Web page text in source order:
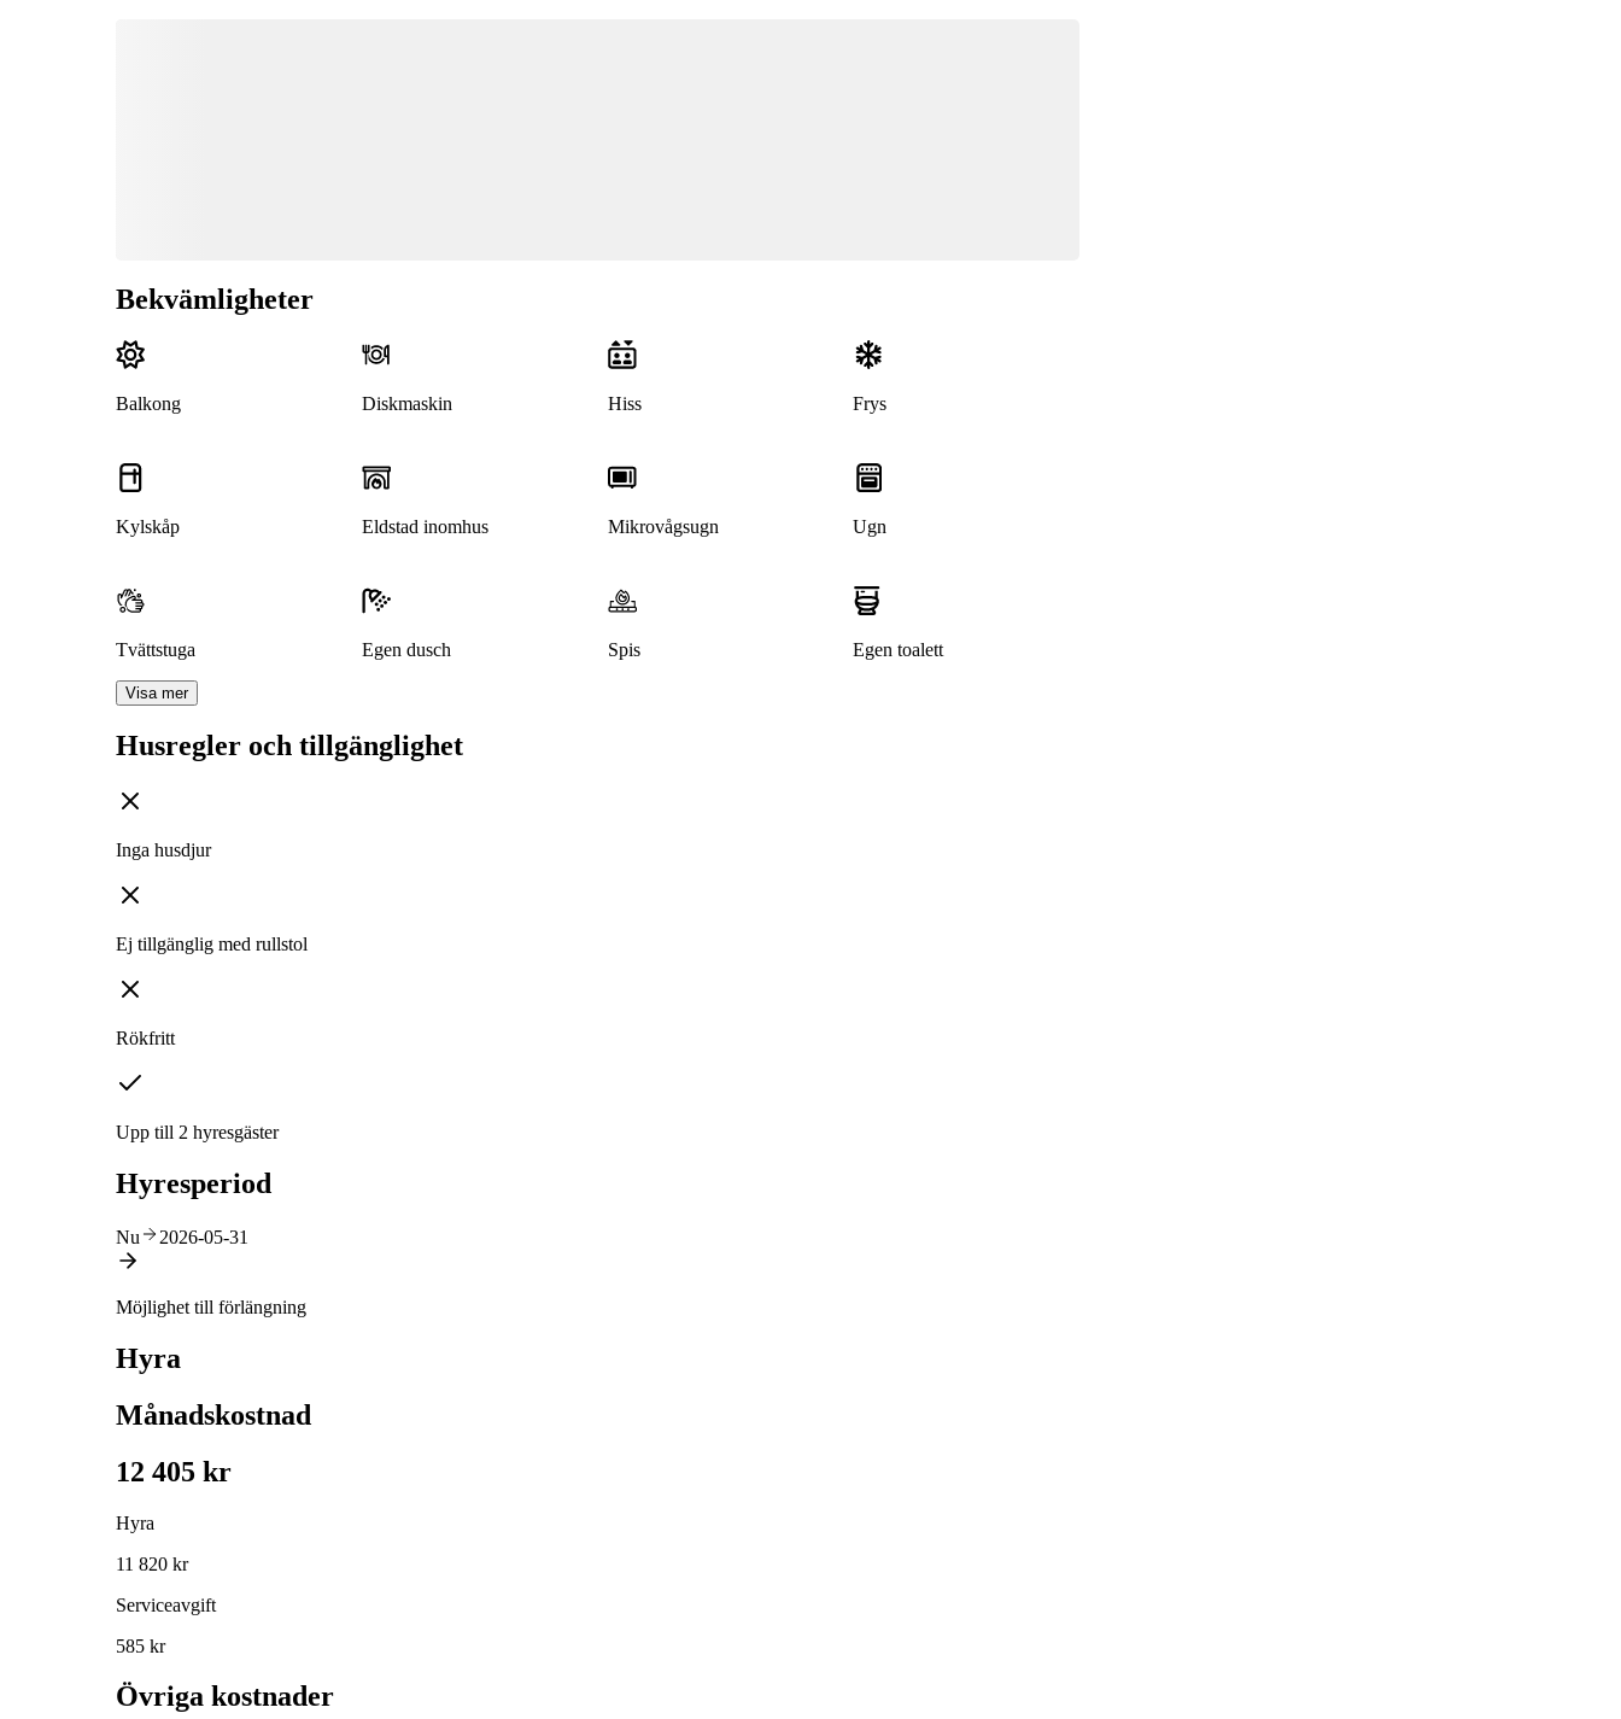
Bekvämligheter
Balkong Diskmaskin Hiss Frys
Kylskåp Eldstad inomhus Mikrovågsugn Ugn
Tvättstuga Egen dusch Spis Egen toalett
Visa mer
Husregler och tillgänglighet
Inga husdjur
Ej tillgänglig med rullstol
Rökfritt
Upp till 2 hyresgäster
Hyresperiod
Nu 2026-05-31
Möjlighet till förlängning
Hyra
Månadskostnad
12 405 kr
Hyra
11 820 kr
Serviceavgift
585 kr
Övriga kostnader